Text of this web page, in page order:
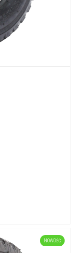
NOWOŚĆ